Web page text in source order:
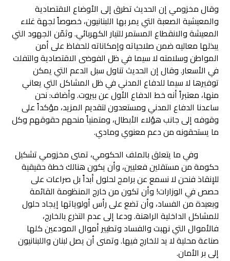
وقال مخزومي إن الحديث تطرق إلى الأوضاع الاقتصادية
والمعيشية الصعبة التي يمر بها اللبنانيون، خصوصاً لجهة غلاء
المعيشة والانقطاع المستمر للتيار الكهربائي. وثمّن الجهود التي
يبذلها معاليه ضمن صلاحياته وإمكاناته للحفاظ على أمن
المواطن وسلامته لا سيما في ظل الفوضى الاقتصادية والتفلت
في الأسعار. وقال إن الحديث تناول سبل الدعم التي يمكن
توفيرها لا سيما للدفاع المدني في ظل المشاكل التي يعاني
منها، معتبراً أنه خط الدفاع الأول عن بيروت. وأضاف: نحن
ساعدنا الدفاع المدني ومستعدون لتقديم المزيد، مؤكداً على
وقوفه إلى جانب هؤلاء الأبطال، ومتمنياً منحهم حقوقهم وكل
ما يستحقونه من دعم معنوي ومادي.
وفي ما يتعلق بالملف الحكومي، تمنى مخزومي تشكيل
حكومة من مستقلين فعليين، وأن يكون هنالك خطة حقيقية
للإنقاذ فنحن لا نسمع عن برامج لحلول أبداً بل صراعات على
حصص في الوزارات! وأن تكون من خارج المنظومة القائمة
وبعيدة من الفساد، وأن تضع على رأس أولوياتها إيجاد حلول
للمشاكل الداخلية الراهنة. ودعا إلى عدم التذرع بالخارج،
فالأموال التي نهبت والفساد وتطيير أموال المودعين كلها
صناعة محلية لا يد للخارج فيها. وتمنى أن يصل لبنان واللبنانيون
إلى بر الأمان.